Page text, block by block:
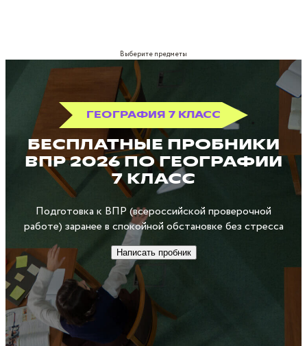
Выберите предметы
ГЕОГРАФИЯ 7 КЛАСС
БЕСПЛАТНЫЕ ПРОБНИКИ
ВПР 2026 ПО ГЕОГРАФИИ
7 КЛАСС
Подготовка к ВПР (всероссийской проверочной
работе) заранее в спокойной обстановке без стресса
Написать пробник